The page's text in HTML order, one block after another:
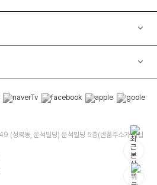
(성북동, 운석빌딩) 운석빌딩 5층(반품주소가 아닙